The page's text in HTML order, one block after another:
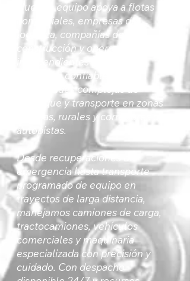
Nuestro equipo apoya a flotas
comerciales, empresas de
logística, compañías de
construcción y operadores
independientes con una
respuesta confiable para
necesidades complejas de
remolque y transporte en zonas
urbanas, rurales y corredores de
autopistas.
Desde recuperaciones de
emergencia hasta transporte
programado de equipo en
trayectos de larga distancia,
manejamos camiones de carga,
tractocamiones, vehículos
comerciales y maquinaria
especializada con precisión y
cuidado. Con despacho